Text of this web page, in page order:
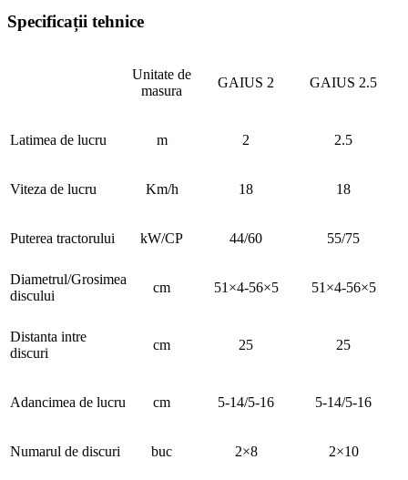
Specificații tehnice
Unitate de
masura
GAIUS 2 GAIUS 2.5
Latimea de lucru m 2 2.5
Viteza de lucru Km/h 18 18
Puterea tractorului kW/CP 44/60 55/75
Diametrul/Grosimea
discului
cm 51×4-56×5 51×4-56×5
Distanta intre
discuri
cm 25 25
Adancimea de lucru cm 5-14/5-16 5-14/5-16
Numarul de discuri buc 2×8 2×10